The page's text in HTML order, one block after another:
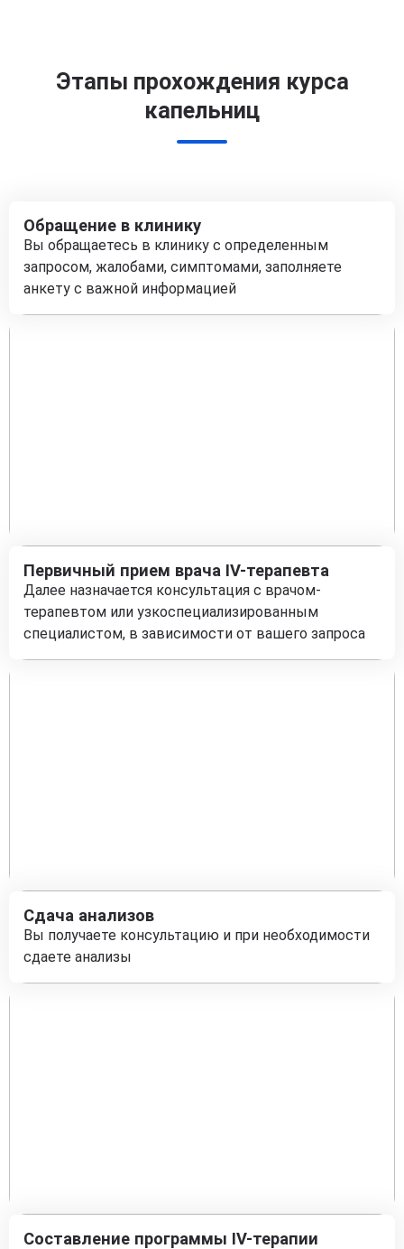
Этапы прохождения курса
капельниц
Обращение в клинику
Вы обращаетесь в клинику с определенным
запросом, жалобами, симптомами, заполняете
анкету с важной информацией
Первичный прием врача IV-терапевта
Далее назначается консультация с врачом-
терапевтом или узкоспециализированным
специалистом, в зависимости от вашего запроса
Сдача анализов
Вы получаете консультацию и при необходимости
сдаете анализы
Составление программы IV-терапии